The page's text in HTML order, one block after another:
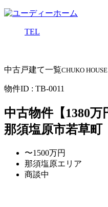
TEL
中古戸建て一覧CHUKO HOUSE
物件ID : TB-0011
中古物件【1380万
那須塩原市若草町
〜1500万円
那須塩原エリア
商談中